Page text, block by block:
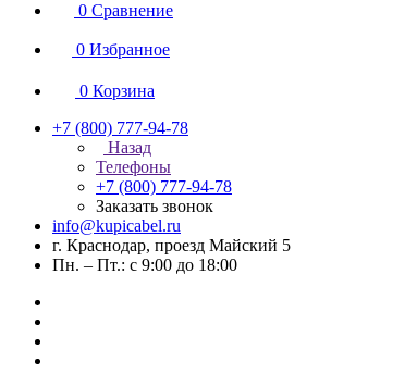
0 Сравнение
0 Избранное
0 Корзина
+7 (800) 777-94-78
Назад
Телефоны
+7 (800) 777-94-78
Заказать звонок
info@kupicabel.ru
г. Краснодар, проезд Майский 5
Пн. – Пт.: с 9:00 до 18:00